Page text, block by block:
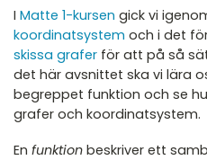
I Matte 1-kursen gick vi
koordinatsystem och i det
skissa grafer för att på så
det här avsnittet ska vi lära
begreppet funktion och se
grafer och koordinatsystem.
En funktion beskriver ett
4
5